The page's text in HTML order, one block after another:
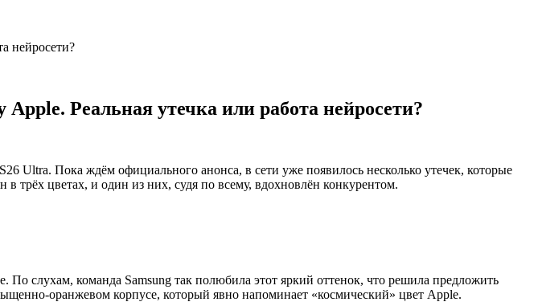
Реальная утечка или работа нейросети?
Ultra. Пока ждём официального анонса, в сети уже появилось несколько утечек, которые
трёх цветах, и один из них, судя по всему, вдохновлён конкурентом.
слухам, команда Samsung так полюбила этот яркий оттенок, что решила предложить
оранжевом корпусе, который явно напоминает «космический» цвет Apple.